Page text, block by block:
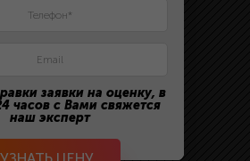
заявки на оценку, в
часов с Вами свяжется
наш эксперт